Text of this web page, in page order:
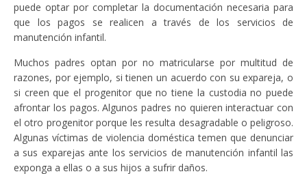
puede optar por completar la documentación necesaria para
que los pagos se realicen a través de los servicios de
manutención infantil.
Muchos padres optan por no matricularse por multitud de
razones, por ejemplo, si tienen un acuerdo con su expareja, o
si creen que el progenitor que no tiene la custodia no puede
afrontar los pagos. Algunos padres no quieren interactuar con
el otro progenitor porque les resulta desagradable o peligroso.
Algunas víctimas de violencia doméstica temen que denunciar
a sus exparejas ante los servicios de manutención infantil las
exponga a ellas o a sus hijos a sufrir daños.